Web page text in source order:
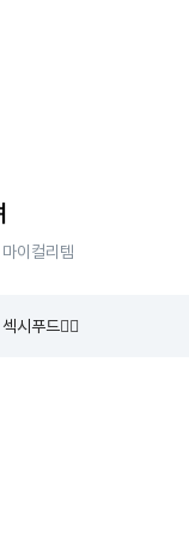
이컬리템
시푸드❤️‍🔥